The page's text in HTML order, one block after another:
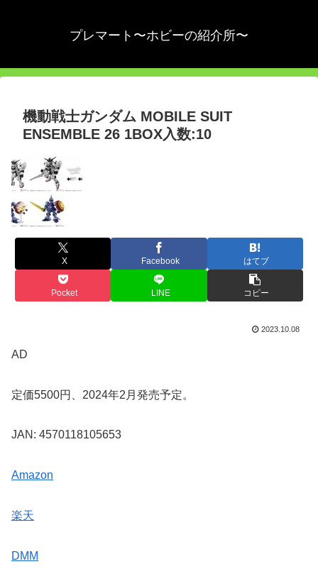
プレマート〜ホビーの紹介所〜
機動戦士ガンダム MOBILE SUIT
ENSEMBLE 26 1BOX入数:10
X Facebook はてブ
Pocket LINE コピー
2023.10.08
AD
定価5500円、2024年2月発売予定。
JAN: 4570118105653
Amazon
楽天
DMM